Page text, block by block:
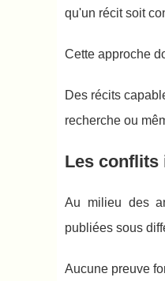
qu'un récit soit
Cette approche
Des récits
recherche ou
Les conflits
Au milieu des
publiées sous
Aucune preuve